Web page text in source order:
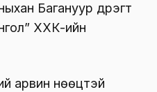
Багануур дүүрэгт
ХХК-ийн
арвин нөөцтэй